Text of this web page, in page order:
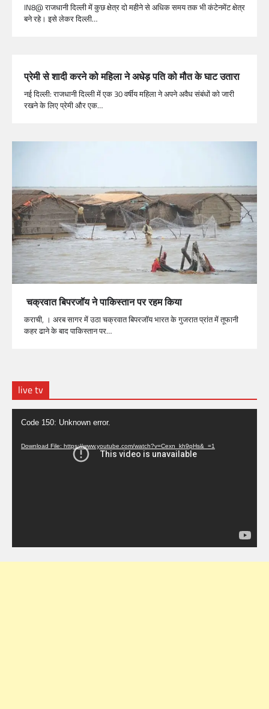
IN8@ राजधानी दिल्ली में कुछ क्षेत्र दो महीने से अधिक समय तक भी कंटेनमेंट क्षेत्र
बने रहे। इसे लेकर दिल्ली…
प्रेमी से शादी करने को महिला ने अधेड़ पति को मौत के घाट उतारा
नई दिल्ली: राजधानी दिल्ली में एक 30 वर्षीय महिला ने अपने अवैध संबंधों को जारी
रखने के लिए प्रेमी और एक…
चक्रवात बिपरजॉय ने पाकिस्तान पर रहम किया
कराची, । अरब सागर में उठा चक्रवात बिपरजॉय भारत के गुजरात प्रांत में तूफानी
कहर ढाने के बाद पाकिस्तान पर…
live tv
Video
Player
Code 150: Unknown error.
Download File: https://www.youtube.com/watch?v=Cexn_kh9pHs&_=1